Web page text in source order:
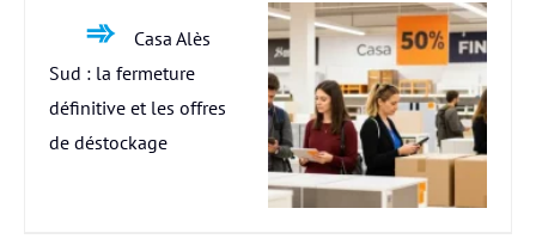
Casa Alès
Sud : la fermeture
définitive et les offres
de déstockage